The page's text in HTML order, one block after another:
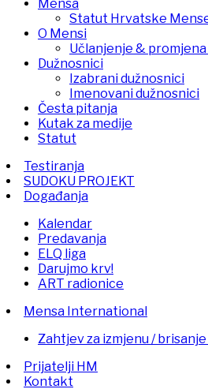
Mensa
Statut Hrvatske
O Mensi
Učlanjenje &
Dužnosnici
Izabrani dužnosnici
Imenovani dužnosnici
Česta pitanja
Kutak za medije
Statut
Testiranja
SUDOKU PROJEKT
Događanja
Kalendar
Predavanja
ELQ liga
Darujmo krv!
ART radionice
Mensa International
Zahtjev za izmjenu /
Prijatelji HM
Kontakt